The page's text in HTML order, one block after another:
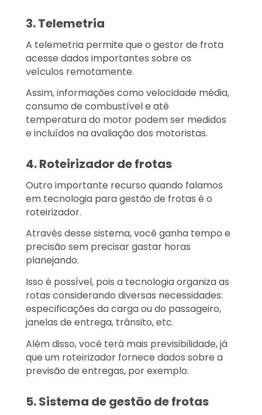
3. Telemetria
A telemetria permite que o gestor de frota
acesse dados importantes sobre os
veículos remotamente.
Assim, informações como velocidade média,
consumo de combustível e até
temperatura do motor podem ser medidos
e incluídos na avaliação dos motoristas.
4. Roteirizador de frotas
Outro importante recurso quando falamos
em tecnologia para gestão de frotas é o
roteirizador.
Através desse sistema, você ganha tempo e
precisão sem precisar gastar horas
planejando.
Isso é possível, pois a tecnologia organiza as
rotas considerando diversas necessidades:
especificações da carga ou do passageiro,
janelas de entrega, trânsito, etc.
Além disso, você terá mais previsibilidade, já
que um roteirizador fornece dados sobre a
previsão de entregas, por exemplo.
5. Sistema de gestão de frotas